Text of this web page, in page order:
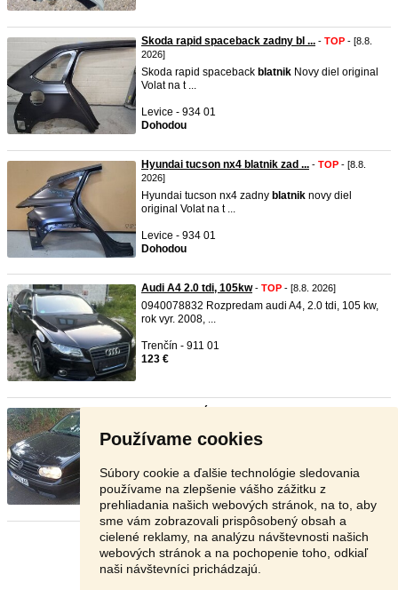
Používame cookies
Súbory cookie a ďalšie technológie sledovania
používame na zlepšenie vášho zážitku z
prehliadania našich webových stránok, na to, aby
sme vám zobrazovali prispôsobený obsah a
cielené reklamy, na analýzu návštevnosti našich
webových stránok a na pochopenie toho, odkiaľ
naši návštevníci prichádzajú.
Skoda rapid spaceback zadny bl ... - TOP - [8.8.
2026]
Skoda rapid spaceback blatnik Novy diel original
Volat na t ...
Levice - 934 01
Dohodou
Hyundai tucson nx4 blatnik zad ... - TOP - [8.8.
2026]
Hyundai tucson nx4 zadny blatnik novy diel
original Volat na t ...
Levice - 934 01
Dohodou
Audi A4 2.0 tdi, 105kw- TOP - [8.8. 2026]
0940078832 Rozpredam audi A4, 2.0 tdi, 105 kw,
rok vyr. 2008, ...
Trenčín - 911 01
123 €
...Auto je stále na predaj pokiaľ čítaš inzerát....
Predám Volks ...
Lučenec - 984 01
Stránka: 1 2 3 Ďalšia